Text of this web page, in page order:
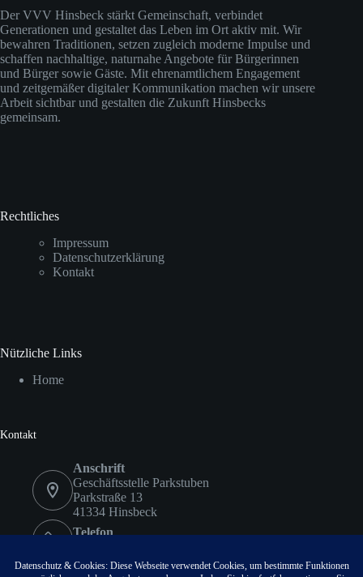
Der VVV Hinsbeck stärkt Gemeinschaft, verbindet
Generationen und gestaltet das Leben im Ort aktiv mit. Wir
bewahren Traditionen, setzen zugleich moderne Impulse und
schaffen nachhaltige, naturnahe Angebote für Bürgerinnen
und Bürger sowie Gäste. Mit ehrenamtlichem Engagement
und zeitgemäßer digitaler Kommunikation machen wir unsere
Arbeit sichtbar und gestalten die Zukunft Hinsbecks
gemeinsam.
Rechtliches
Impressum
Datenschutzerklärung
Kontakt
Nützliche Links
Home
Kontakt
Anschrift
Geschäftsstelle Parkstuben
Parkstraße 13
41334 Hinsbeck
Telefon
Fax